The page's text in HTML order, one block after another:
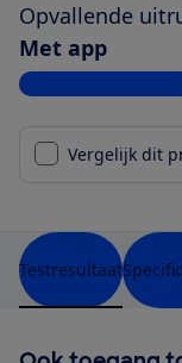
Opvallende
Met app
Bekijk alle
Vergelijk dit
Testresultaat